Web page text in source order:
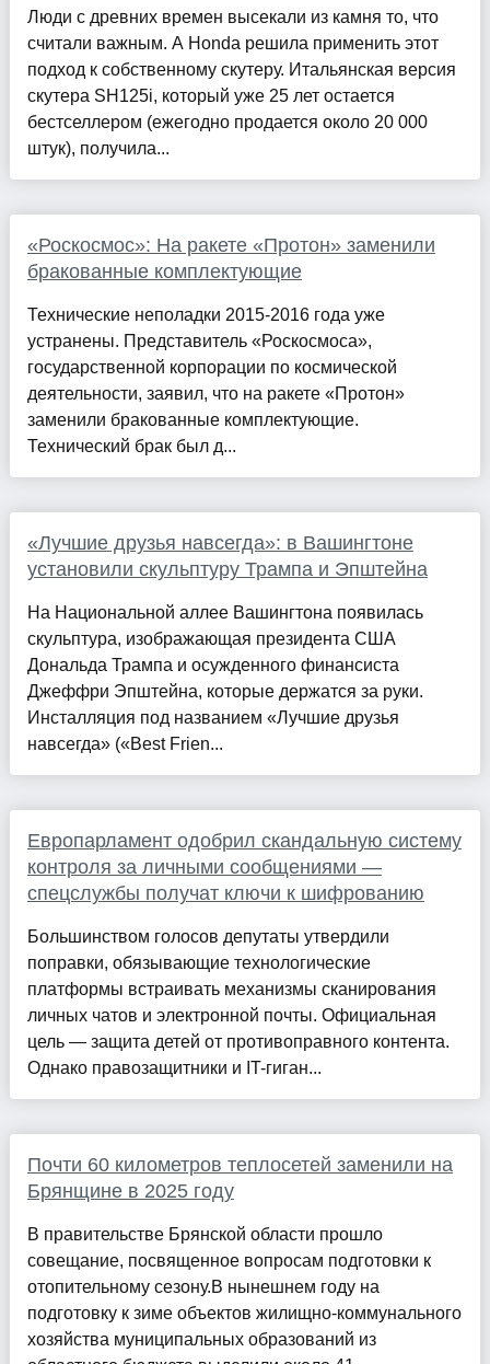
Люди с древних времен высекали из камня то, что
считали важным. А Honda решила применить этот
подход к собственному скутеру. Итальянская версия
скутера SH125i, который уже 25 лет остается
бестселлером (ежегодно продается около 20 000
штук), получила...
«Роскосмос»: На ракете «Протон» заменили
бракованные комплектующие
Технические неполадки 2015-2016 года уже
устранены. Представитель «Роскосмоса»,
государственной корпорации по космической
деятельности, заявил, что на ракете «Протон»
заменили бракованные комплектующие.
Технический брак был д...
«Лучшие друзья навсегда»: в Вашингтоне
установили скульптуру Трампа и Эпштейна
На Национальной аллее Вашингтона появилась
скульптура, изображающая президента США
Дональда Трампа и осужденного финансиста
Джеффри Эпштейна, которые держатся за руки.
Инсталляция под названием «Лучшие друзья
навсегда» («Best Frien...
Европарламент одобрил скандальную систему
контроля за личными сообщениями —
спецслужбы получат ключи к шифрованию
Большинством голосов депутаты утвердили
поправки, обязывающие технологические
платформы встраивать механизмы сканирования
личных чатов и электронной почты. Официальная
цель — защита детей от противоправного контента.
Однако правозащитники и IT-гиган...
Почти 60 километров теплосетей заменили на
Брянщине в 2025 году
В правительстве Брянской области прошло
совещание, посвященное вопросам подготовки к
отопительному сезону.В нынешнем году на
подготовку к зиме объектов жилищно-коммунального
хозяйства муниципальных образований из